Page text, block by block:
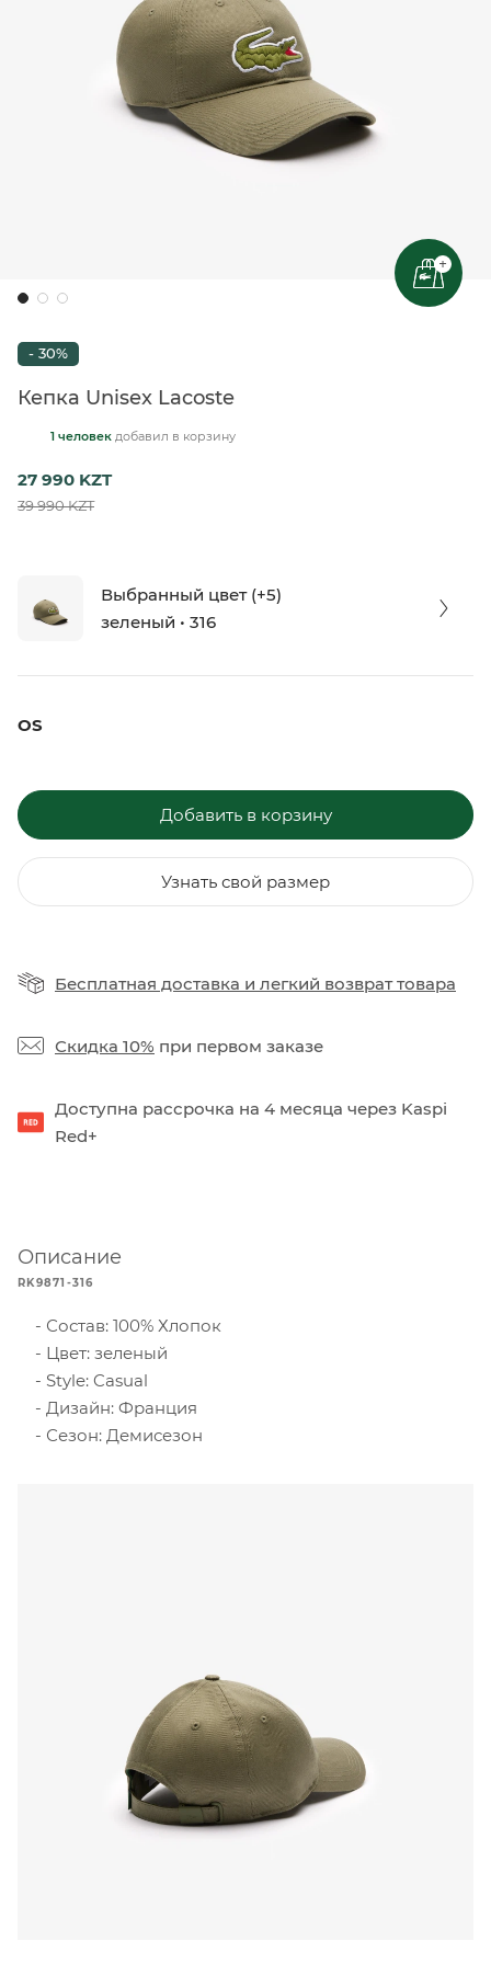
+
- 30%
Кепка Unisex Lacoste
1 человек добавил в корзину
27 990 KZT
39 990 KZT
Выбранный цвет (+5)
зеленый • 316
OS
Добавить в корзину
Узнать свой размер
Бесплатная доставка и легкий возврат товара
Скидка 10% при первом заказе
Доступна рассрочка на 4 месяца через Kaspi
Red+
Описание
RK9871-316
Состав: 100% Хлопок
Цвет: зеленый
Style: Casual
Дизайн: Франция
Сезон: Демисезон